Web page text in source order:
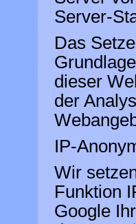
Server-
Das
dieser
der
IP-
Wir
Funktion
Google